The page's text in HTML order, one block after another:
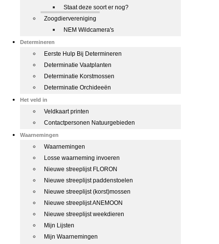
Staat deze soort er nog?
Zoogdiervereniging
NEM Wildcamera's
Determineren
Eerste Hulp Bij Determineren
Determinatie Vaatplanten
Determinatie Korstmossen
Determinatie Orchideeën
Het veld in
Veldkaart printen
Contactpersonen Natuurgebieden
Waarnemingen
Waarnemingen
Losse waarneming invoeren
Nieuwe streeplijst FLORON
Nieuwe streeplijst paddenstoelen
Nieuwe streeplijst (korst)mossen
Nieuwe streeplijst ANEMOON
Nieuwe streeplijst weekdieren
Mijn Lijsten
Mijn Waarnemingen